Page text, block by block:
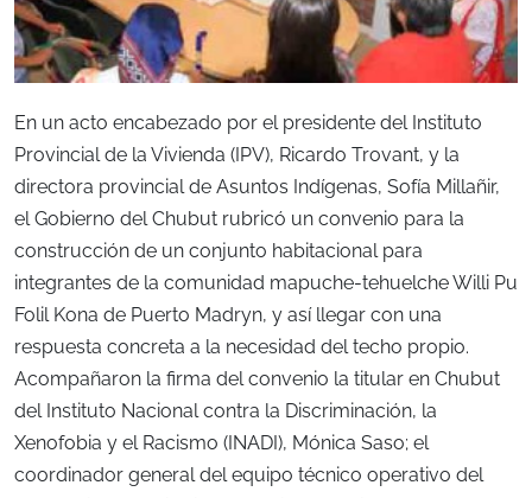
En un acto encabezado por el presidente del Instituto
Provincial de la Vivienda (IPV), Ricardo Trovant, y la
directora provincial de Asuntos Indígenas, Sofía Millañir,
el Gobierno del Chubut rubricó un convenio para la
construcción de un conjunto habitacional para
integrantes de la comunidad mapuche-tehuelche Willi Pu
Folil Kona de Puerto Madryn, y así llegar con una
respuesta concreta a la necesidad del techo propio.
Acompañaron la firma del convenio la titular en Chubut
del Instituto Nacional contra la Discriminación, la
Xenofobia y el Racismo (INADI), Mónica Saso; el
coordinador general del equipo técnico operativo del